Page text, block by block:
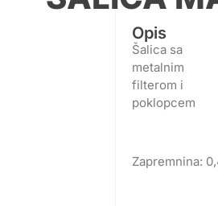
Opis
Šalica sa
metalnim
filterom i
poklopcem
Zapremnina: